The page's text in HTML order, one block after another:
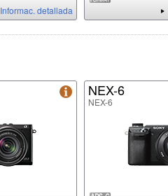
Informac. detallada
NEX-6
NEX-6